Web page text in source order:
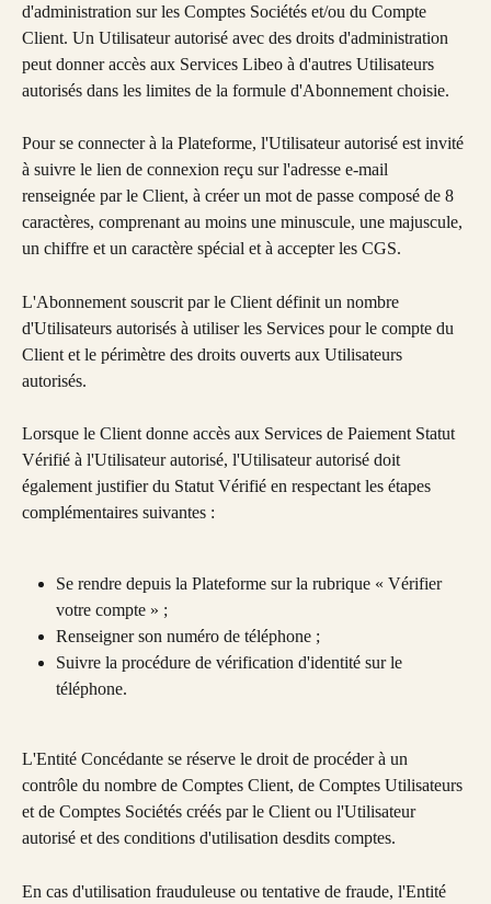
d'administration sur les Comptes Sociétés et/ou du Compte
Client. Un Utilisateur autorisé avec des droits d'administration
peut donner accès aux Services Libeo à d'autres Utilisateurs
autorisés dans les limites de la formule d'Abonnement choisie.
Pour se connecter à la Plateforme, l'Utilisateur autorisé est invité
à suivre le lien de connexion reçu sur l'adresse e-mail
renseignée par le Client, à créer un mot de passe composé de 8
caractères, comprenant au moins une minuscule, une majuscule,
un chiffre et un caractère spécial et à accepter les CGS.
L'Abonnement souscrit par le Client définit un nombre
d'Utilisateurs autorisés à utiliser les Services pour le compte du
Client et le périmètre des droits ouverts aux Utilisateurs
autorisés.
Lorsque le Client donne accès aux Services de Paiement Statut
Vérifié à l'Utilisateur autorisé, l'Utilisateur autorisé doit
également justifier du Statut Vérifié en respectant les étapes
complémentaires suivantes :
Se rendre depuis la Plateforme sur la rubrique « Vérifier
votre compte » ;
Renseigner son numéro de téléphone ;
Suivre la procédure de vérification d'identité sur le
téléphone.
L'Entité Concédante se réserve le droit de procéder à un
contrôle du nombre de Comptes Client, de Comptes Utilisateurs
et de Comptes Sociétés créés par le Client ou l'Utilisateur
autorisé et des conditions d'utilisation desdits comptes.
En cas d'utilisation frauduleuse ou tentative de fraude, l'Entité